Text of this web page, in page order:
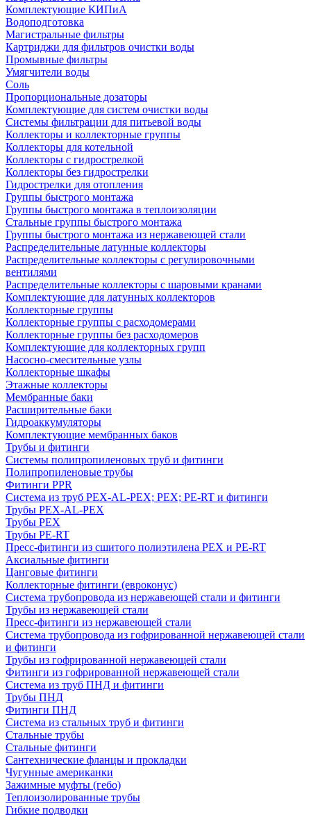
Комплектующие КИПиА
Водоподготовка
Магистральные фильтры
Картриджи для фильтров очистки воды
Промывные фильтры
Умягчители воды
Соль
Пропорциональные дозаторы
Комплектующие для систем очистки воды
Системы фильтрации для питьевой воды
Коллекторы и коллекторные группы
Коллекторы для котельной
Коллекторы с гидрострелкой
Коллекторы без гидрострелки
Гидрострелки для отопления
Группы быстрого монтажа
Группы быстрого монтажа в теплоизоляции
Стальные группы быстрого монтажа
Группы быстрого монтажа из нержавеющей стали
Распределительные латунные коллекторы
Распределительные коллекторы с регулировочными
вентилями
Распределительные коллекторы с шаровыми кранами
Комплектующие для латунных коллекторов
Коллекторные группы
Коллекторные группы с расходомерами
Коллекторные группы без расходомеров
Комплектующие для коллекторных групп
Насосно-смесительные узлы
Коллекторные шкафы
Этажные коллекторы
Мембранные баки
Расширительные баки
Гидроаккумуляторы
Комплектующие мембранных баков
Трубы и фитинги
Системы полипропиленовых труб и фитинги
Полипропиленовые трубы
Фитинги PPR
Система из труб PEX-AL-PEX; PEX; PE-RT и фитинги
Трубы PEX-AL-PEX
Трубы PEX
Трубы PE-RT
Пресс-фитинги из сшитого полиэтилена PEX и PE-RT
Аксиальные фитинги
Цанговые фитинги
Коллекторные фитинги (евроконус)
Система трубопровода из нержавеющей стали и фитинги
Трубы из нержавеющей стали
Пресс-фитинги из нержавеющей стали
Система трубопровода из гофрированной нержавеющей стали
и фитинги
Трубы из гофрированной нержавеющей стали
Фитинги из гофрированной нержавеющей стали
Система из труб ПНД и фитинги
Трубы ПНД
Фитинги ПНД
Система из стальных труб и фитинги
Стальные трубы
Стальные фитинги
Сантехнические фланцы и прокладки
Чугунные американки
Зажимные муфты (гебо)
Теплоизолированные трубы
Гибкие подводки